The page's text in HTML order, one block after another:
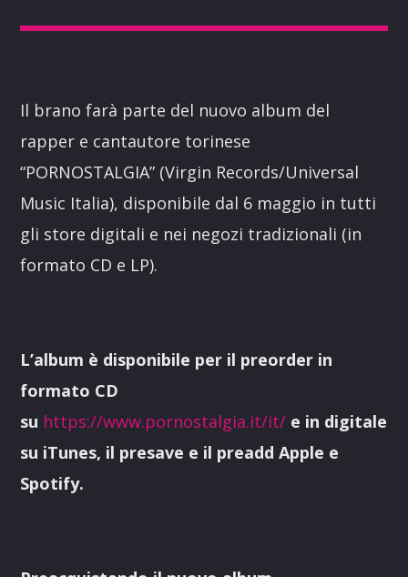
Il brano farà parte del nuovo album del
rapper e cantautore torinese
“PORNOSTALGIA” (Virgin Records/Universal
Music Italia), disponibile dal 6 maggio in tutti
gli store digitali e nei negozi tradizionali (in
formato CD e LP).
L’album è disponibile per il preorder in
formato CD
su https://www.pornostalgia.it/it/ e in digitale
su iTunes, il presave e il preadd Apple e
Spotify.